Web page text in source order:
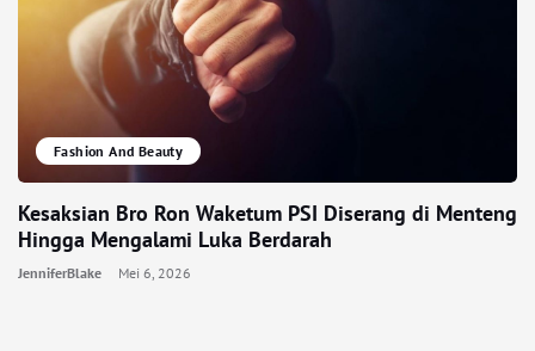
Fashion And Beauty
Kesaksian Bro Ron Waketum PSI Diserang di Menteng
Hingga Mengalami Luka Berdarah
JenniferBlake Mei 6, 2026